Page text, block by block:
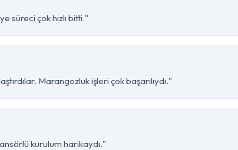
süreci çok hızlı bitti."
Marangozluk işleri çok başarılıydı."
kurulum harikaydı."